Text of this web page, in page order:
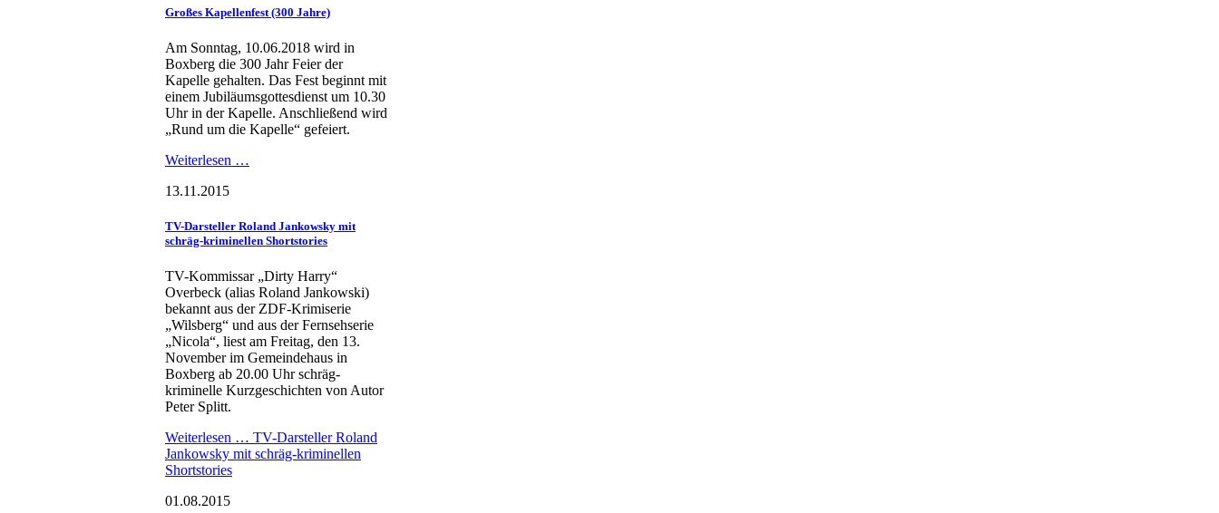
Großes Kapellenfest (300 Jahre)
Am Sonntag, 10.06.2018 wird in
Boxberg die 300 Jahr Feier der
Kapelle gehalten. Das Fest beginnt mit
einem Jubiläumsgottesdienst um 10.30
Uhr in der Kapelle. Anschließend wird
„Rund um die Kapelle“ gefeiert.
Weiterlesen …
13.11.2015
TV-Darsteller Roland Jankowsky mit
schräg-kriminellen Shortstories
TV-Kommissar „Dirty Harry“
Overbeck (alias Roland Jankowski)
bekannt aus der ZDF-Krimiserie
„Wilsberg“ und aus der Fernsehserie
„Nicola“, liest am Freitag, den 13.
November im Gemeindehaus in
Boxberg ab 20.00 Uhr schräg-
kriminelle Kurzgeschichten von Autor
Peter Splitt.
Weiterlesen … TV-Darsteller Roland
Jankowsky mit schräg-kriminellen
Shortstories
01.08.2015